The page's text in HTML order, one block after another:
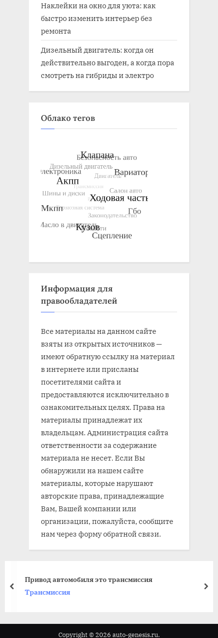
Наклейки на окно для уюта: как
быстро изменить интерьер без
ремонта
Дизельный двигатель: когда он
действительно выгоден, а когда пора
смотреть на гибриды и электро
Облако тегов
Информация для
правообладателей
Все материалы на данном сайте
взяты из открытых источников —
имеют обратную ссылку на материал
в интернете или присланы
посетителями сайта и
предоставляются исключительно в
ознакомительных целях. Права на
материалы принадлежат их
владельцам. Администрация сайта
ответственности за содержание
материала не несет. Если Вы
обнаружили на нашем сайте
материалы, которые нарушают
авторские права, принадлежащие
Вам, Вашей компании или
организации, пожалуйста, сообщите
нам через форму обратной связи.
Привод автомобиля это трансмиссия
Трансмиссия
prev
Copyright © 2026 auto-genesis.ru.